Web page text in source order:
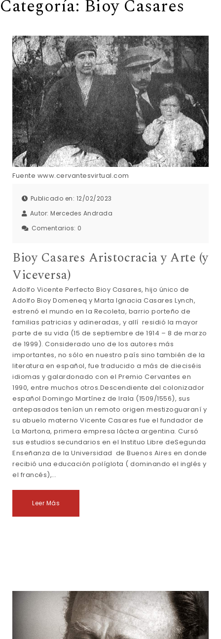
Categoría: Bioy Casares
Fuente www.cervantesvirtual.com
Publicado en: 12/02/2023
Autor: Mercedes Andrada
Comentarios: 0
Bioy Casares Aristocracia y Arte (y
Viceversa)
Adolfo Vicente Perfecto Bioy Casares, hijo único de
Adolfo Bioy Domeneq y Marta Ignacia Casares Lynch,
estrenó el mundo en la Recoleta, barrio porteño de
familias patricias y adineradas, y allí residió la mayor
parte de su vida (15 de septiembre de 1914 – 8 de marzo
de 1999). Considerado uno de los autores más
importantes, no sólo en nuestro país sino también de la
literatura en español, fue traducido a más de dieciséis
idiomas y galardonado con el Premio Cervantes en
1990, entre muchos otros.Descendiente del colonizador
español Domingo Martínez de Irala (1509/1556), sus
antepasados tenían un remoto origen mestizoguaraní y
su abuelo materno Vicente Casares fue el fundador de
La Martona, primera empresa láctea argentina. Cursó
sus estudios secundarios en el Instituo Libre deSegunda
Enseñanza de la Universidad de Buenos Aires en donde
recibió una educación políglota ( dominando el inglés y
el francés),…
Leer Más